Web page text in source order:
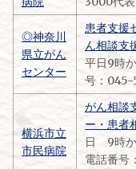
◎神奈川
県立がん
センター
患者支援
ん相談支
平日9時
号：045-
横浜市立
市民病院
がん相談
ー・患者
日 9時
電話番号